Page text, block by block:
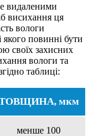
видаленими
висихання ця
вологи
якого повинні бути
своїх захисних
вологи та
таблиці:
мкм
менше 100